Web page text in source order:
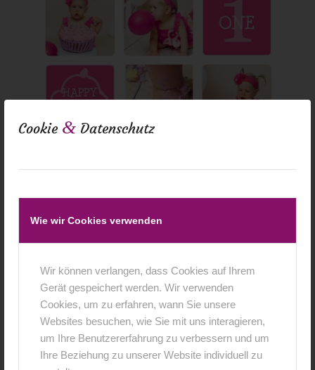
Cookie & Datenschutz
Wie wir Cookies verwenden
Wir können verlangen, dass Cookies auf Ihrem
Gerät gespeichert werden. Wir verwenden
Cookies, um zu erfahren, wann Sie unsere
Websites besuchen, wie Sie mit uns interagieren,
um Ihre Benutzererfahrung zu verbessern und um
Ihre Beziehung zu unserer Website individuell zu